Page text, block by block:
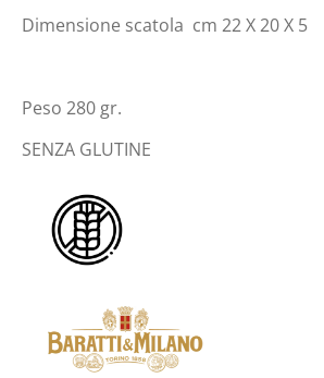
Dimensione scatola cm 22 X 20 X 5
Peso 280 gr.
SENZA GLUTINE